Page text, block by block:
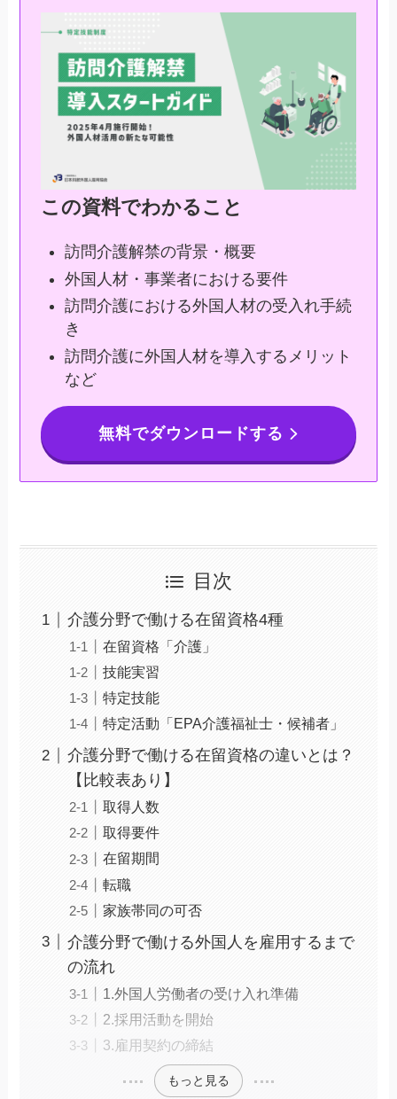
この資料でわかること
訪問介護解禁の背景・概要
外国人材・事業者における要件
訪問介護における外国人材の受入れ手続
き
訪問介護に外国人材を導入するメリット
など
無料でダウンロードする
目次
介護分野で働ける在留資格4種
在留資格「介護」
技能実習
特定技能
特定活動「EPA介護福祉士・候補者」
介護分野で働ける在留資格の違いとは？
【比較表あり】
取得人数
取得要件
在留期間
転職
家族帯同の可否
介護分野で働ける外国人を雇用するまで
の流れ
1.外国人労働者の受け入れ準備
2.採用活動を開始
3.雇用契約の締結
もっと見る